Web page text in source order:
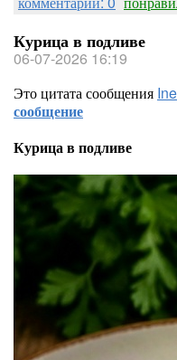
Курица в подливе
06-07-2026 16:19
Это цитата сообщения
сообщение
Курица в подливе